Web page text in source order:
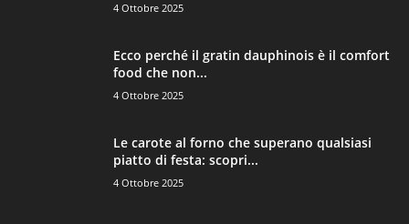
4 Ottobre 2025
Ecco perché il gratin dauphinois è il comfort
food che non...
4 Ottobre 2025
Le carote al forno che superano qualsiasi
piatto di festa: scopri...
4 Ottobre 2025